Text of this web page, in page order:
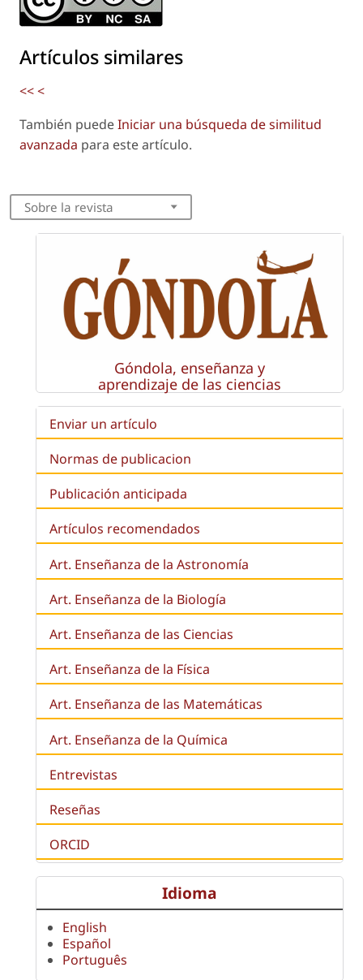
Artículos similares
<<<
También puedeIniciar una búsqueda de similitud
avanzada para este artículo.
Sobre la revista
Góndola, enseñanza y
aprendizaje de las ciencias
Enviar un artículo
Normas de publicacion
Publicación anticipada
Artículos recomendados
Art. Enseñanza de la Astronomía
Art. Enseñanza de la Biología
Art. Enseñanza de las Ciencias
Art. Enseñanza de la Física
Art. Enseñanza de las Matemáticas
Art. Enseñanza de la Química
Entrevistas
Reseñas
ORCID
Idioma
English
Español
Português